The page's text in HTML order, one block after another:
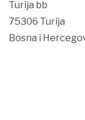
Turija bb
75306 Turija
Bosna i